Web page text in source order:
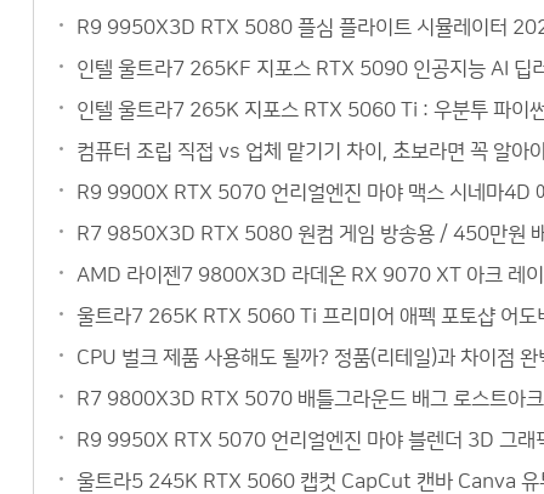
R9 9950X3D RTX 5080 플심 플라이트 시뮬레이터
인텔 울트라7 265KF 지포스 RTX 5090 인공지능 AI 딥
인텔 울트라7 265K 지포스 RTX 5060 Ti : 우분투 파이
컴퓨터 조립 직접 vs 업체 맡기기 차이, 초보라면 꼭 알아
R9 9900X RTX 5070 언리얼엔진 마야 맥스 시네마4D
R7 9850X3D RTX 5080 원컴 게임 방송용 / 450만원
AMD 라이젠7 9800X3D 라데온 RX 9070 XT 아크 레
울트라7 265K RTX 5060 Ti 프리미어 애펙 포토샵 어도
CPU 벌크 제품 사용해도 될까? 정품(리테일)과 차이점
R7 9800X3D RTX 5070 배틀그라운드 배그 로스트아
R9 9950X RTX 5070 언리얼엔진 마야 블렌더 3D 그래
울트라5 245K RTX 5060 캡컷 CapCut 캔바 Canva 유